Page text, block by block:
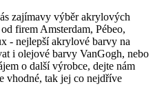
zajímavy výběr akrylových
firem Amsterdam, Pébeo,
- nejlepší akrylové barvy na
i olejové barvy VanGogh, nebo
o další výrobce, dejte nám
vhodné, tak jej co nejdříve